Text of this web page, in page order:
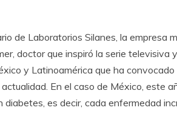
de Laboratorios Silanes, la empresa
doctor que inspiró la serie
y Latinoamérica que ha
En el caso de México, este
es decir, cada enfermedad